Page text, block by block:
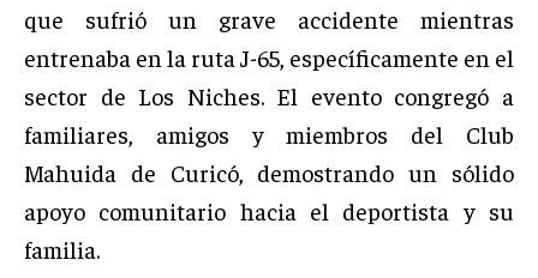
que sufrió un grave accidente mientras
entrenaba en la ruta J-65, específicamente en el
sector de Los Niches. El evento congregó a
familiares, amigos y miembros del Club
Mahuida de Curicó, demostrando un sólido
apoyo comunitario hacia el deportista y su
familia.